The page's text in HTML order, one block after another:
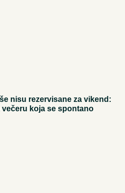
nisu rezervisane za vikend:
koja se spontano